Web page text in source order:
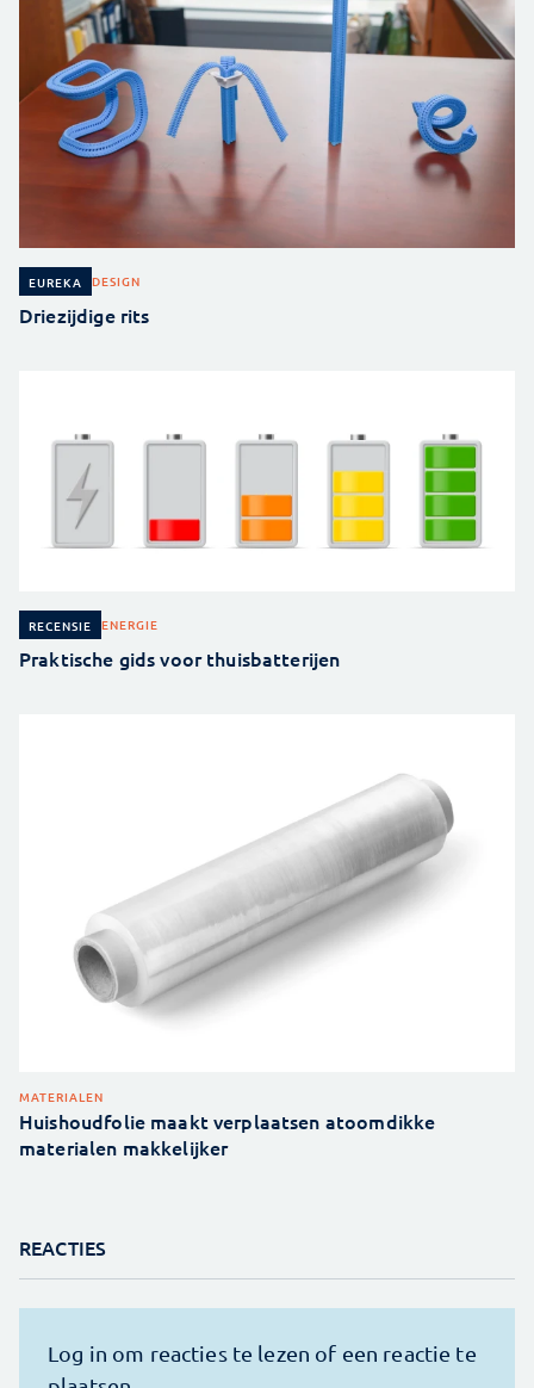
EUREKA DESIGN
Driezijdige rits
RECENSIE ENERGIE
Praktische gids voor thuisbatterijen
MATERIALEN
Huishoudfolie maakt verplaatsen atoomdikke
materialen makkelijker
REACTIES